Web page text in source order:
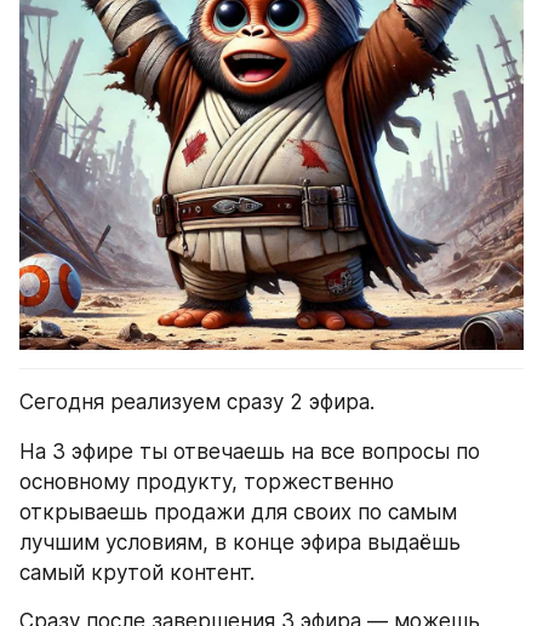
Сегодня реализуем сразу 2 эфира.
На 3 эфире ты отвечаешь на все вопросы по
основному продукту, торжественно
открываешь продажи для своих по самым
лучшим условиям, в конце эфира выдаёшь
самый крутой контент.
Сразу после завершения 3 эфира — можешь